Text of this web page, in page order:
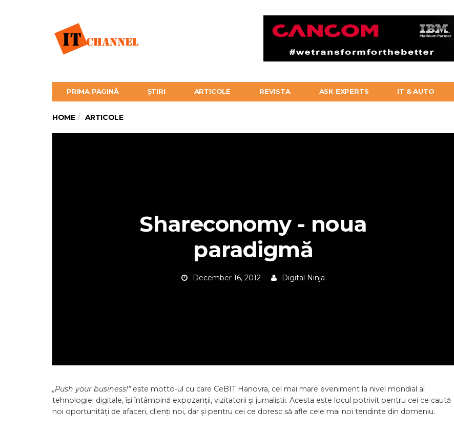
PRIMA PAGINĂ ȘTIRI ARTICOLE REVISTA ASK EXPERTS IT & AUTO
HOME ARTICOLE
Shareconomy - noua
paradigmă
December 16, 2012 Digital Ninja
„Push your business!” este motto-ul cu care CeBIT Hanovra, cel mai mare eveniment la nivel mondial al
tehnologiei digitale, își întâmpină expozanții, vizitatorii și jurnaliștii. Acesta este locul potrivit pentru cei ce caută
noi oportunități de afaceri, clienți noi, dar și pentru cei ce doresc să afle cele mai noi tendințe din domeniu.